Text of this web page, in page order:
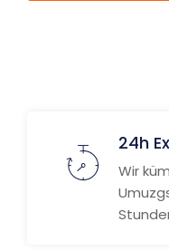
24h
Wir